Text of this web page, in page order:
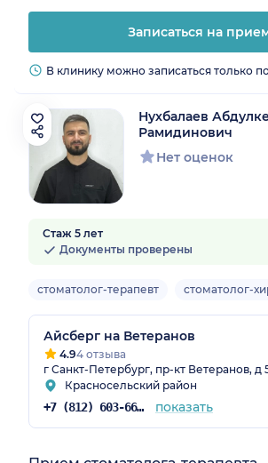
Записаться на
В клинику можно записаться только
Нухбалаев
Рамидинович
Нет оценок
Стаж 5 лет
Документы проверены
стоматолог-терапевт стоматолог-
Айсберг на Ветеранов
4.94 отзыва
г Санкт-Петербург, пр-кт Ветеранов, д
Красносельский район
+7 (812) 603-66-34 показать